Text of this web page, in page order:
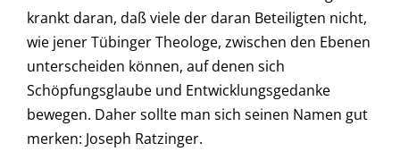
krankt daran, daß viele der daran Beteiligten nicht,
wie jener Tübinger Theologe, zwischen den Ebenen
unterscheiden können, auf denen sich
Schöpfungsglaube und Entwicklungsgedanke
bewegen. Daher sollte man sich seinen Namen gut
merken: Joseph Ratzinger.